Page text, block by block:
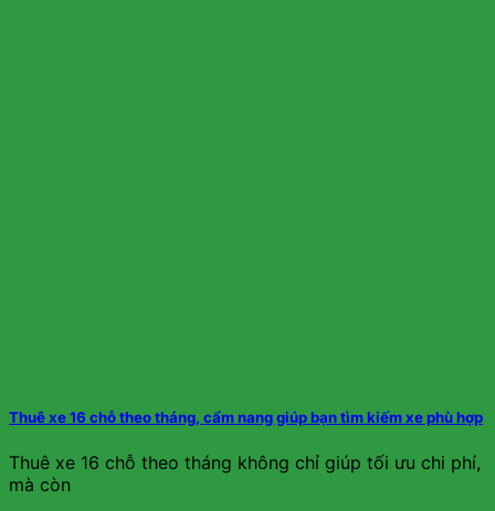
Thuê xe 16 chỗ theo tháng, cẩm nang giúp bạn tìm kiếm xe phù hợp
Thuê xe 16 chỗ theo tháng không chỉ giúp tối ưu chi phí,
mà còn